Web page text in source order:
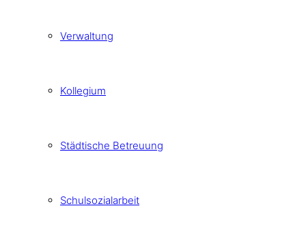
Verwaltung
Kollegium
Städtische Betreuung
Schulsozialarbeit